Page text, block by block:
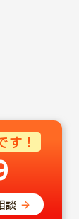
す！
談